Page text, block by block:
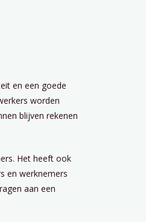
en een goede
worden
blijven rekenen
Het heeft ook
en werknemers
aan een